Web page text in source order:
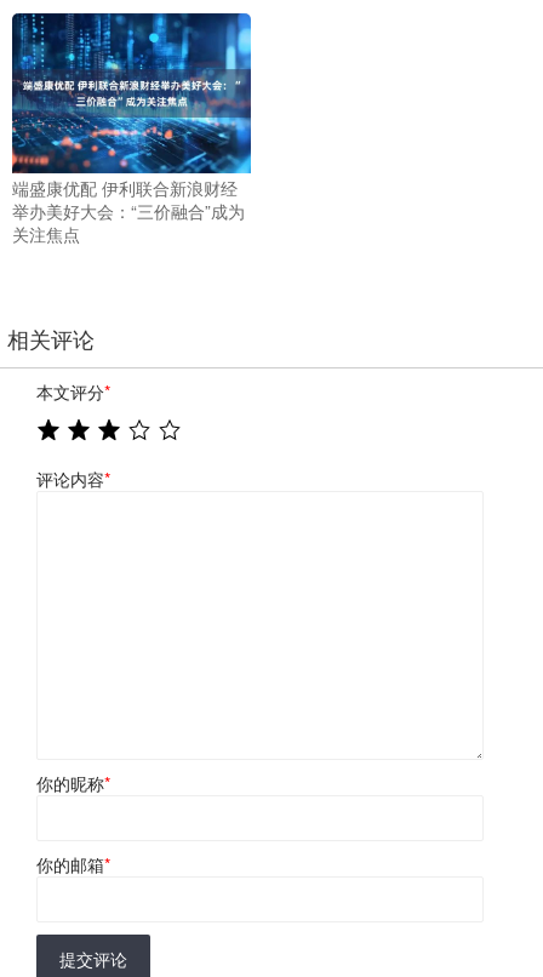
端盛康优配 伊利联合新浪财经
举办美好大会：“三价融合”成为
关注焦点
相关评论
本文评分*
评论内容*
你的昵称*
你的邮箱*
提交评论